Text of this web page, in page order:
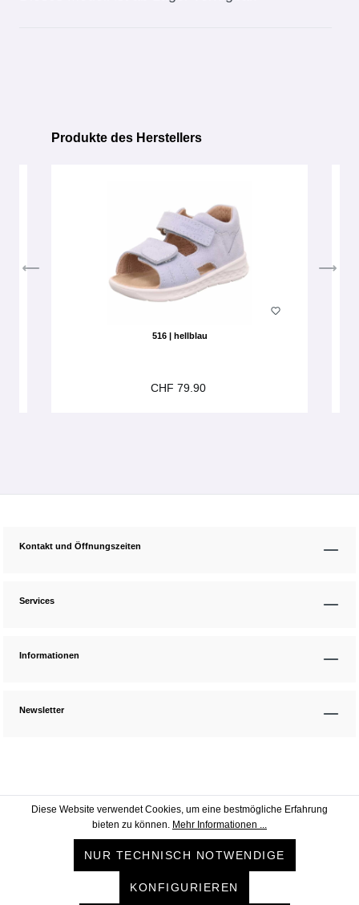
Produktgalerie überspringen
Produkte des Herstellers
516 | hellblau
CHF 79.90
Kontakt und Öffnungszeiten
Services
Informationen
Newsletter
Diese Website verwendet Cookies, um eine bestmögliche Erfahrung
bieten zu können. Mehr Informationen ...
NUR TECHNISCH NOTWENDIGE
KONFIGURIEREN